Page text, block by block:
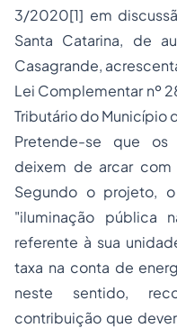
3/2020[1] em
Santa Catarina, de
Casagrande,
Lei Complementar nº
Tributário do Município
Pretende-se que os
deixem de arcar com
Segundo o projeto,
"iluminação pública
referente à sua
taxa na conta de
neste sentido,
contribuição que